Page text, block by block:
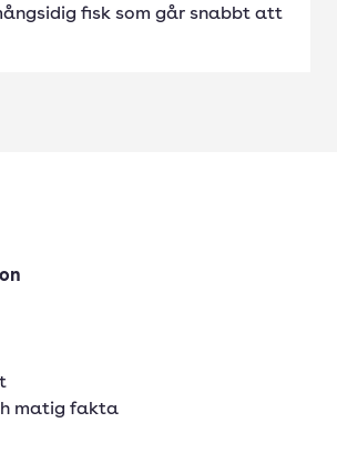
fisk som går snabbt att
matig fakta